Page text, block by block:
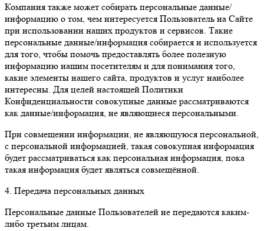
Компания также может собирать персональные данные/
информацию о том, чем интересуется Пользователь на Сайте
при использовании наших продуктов и сервисов. Такие
персональные данные/информация собирается и используется
для того, чтобы помочь предоставлять более полезную
информацию нашим посетителям и для понимания того,
какие элементы нашего сайта, продуктов и услуг наиболее
интересны. Для целей настоящей Политики
Конфиденциальности совокупные данные рассматриваются
как данные/информация, не являющиеся персональными.
При совмещении информации, не являющуюся персональной,
с персональной информацией, такая совокупная информация
будет рассматриваться как персональная информация, пока
такая информация будет являться совмещённой.
4. Передача персональных данных
Персональные данные Пользователей не передаются каким-
либо третьим лицам.